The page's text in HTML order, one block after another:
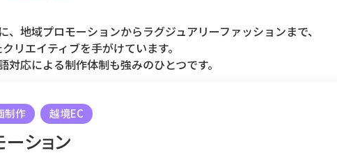
地域プロモーションからラグジュアリーファッションまで、
リエイティブを手がけています。
対応による制作体制も強みのひとつです。
制作 越境EC
ション